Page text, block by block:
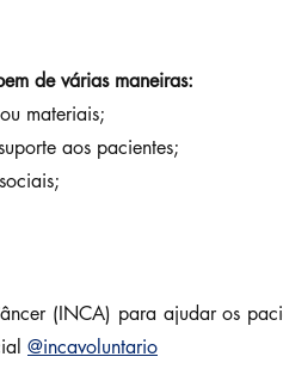
de várias maneiras:
materiais;
aos pacientes;
(INCA) para ajudar os
@incavoluntario